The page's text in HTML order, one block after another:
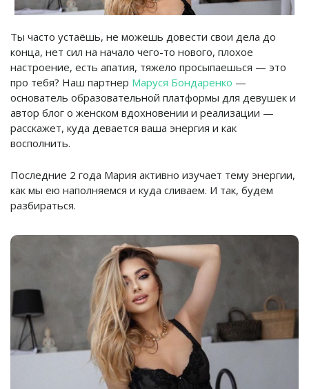
Ты часто устаёшь, не можешь довести свои дела до
конца, нет сил на начало чего-то нового, плохое
настроение, есть апатия, тяжело просыпаешься — это
про тебя? Наш партнер Маруся Бондаренко —
основатель образовательной платформы для девушек и
автор блог о женском вдохновении и реализации —
расскажет, куда девается ваша энергия и как
восполнить.
Последние 2 года Мария активно изучает тему энергии,
как мы ею наполняемся и куда сливаем. И так, будем
разбираться.